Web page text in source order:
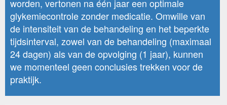
worden, vertonen na één jaar een optimale
glykemiecontrole zonder medicatie. Omwille van
de intensiteit van de behandeling en het beperkte
tijdsinterval, zowel van de behandeling (maximaal
24 dagen) als van de opvolging (1 jaar), kunnen
we momenteel geen conclusies trekken voor de
praktijk.